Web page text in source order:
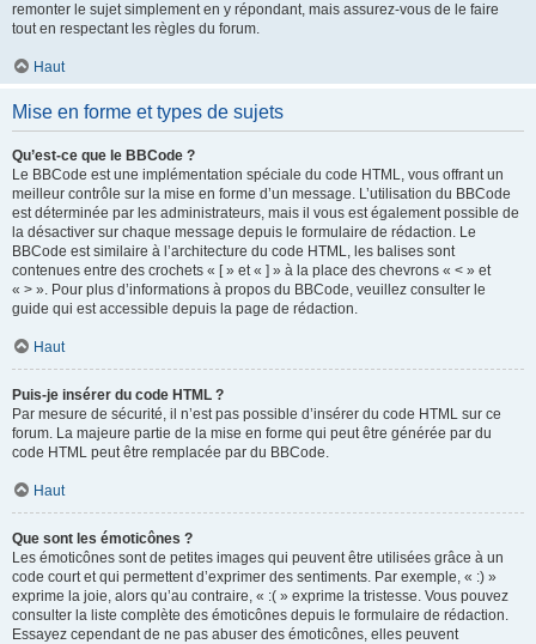
remonter le sujet simplement en y répondant, mais assurez-vous de le faire
tout en respectant les règles du forum.
Haut
Mise en forme et types de sujets
Qu’est-ce que le BBCode ?
Le BBCode est une implémentation spéciale du code HTML, vous offrant un
meilleur contrôle sur la mise en forme d’un message. L’utilisation du BBCode
est déterminée par les administrateurs, mais il vous est également possible de
la désactiver sur chaque message depuis le formulaire de rédaction. Le
BBCode est similaire à l’architecture du code HTML, les balises sont
contenues entre des crochets « [ » et « ] » à la place des chevrons « < » et
« > ». Pour plus d’informations à propos du BBCode, veuillez consulter le
guide qui est accessible depuis la page de rédaction.
Haut
Puis-je insérer du code HTML ?
Par mesure de sécurité, il n’est pas possible d’insérer du code HTML sur ce
forum. La majeure partie de la mise en forme qui peut être générée par du
code HTML peut être remplacée par du BBCode.
Haut
Que sont les émoticônes ?
Les émoticônes sont de petites images qui peuvent être utilisées grâce à un
code court et qui permettent d’exprimer des sentiments. Par exemple, « :) »
exprime la joie, alors qu’au contraire, « :( » exprime la tristesse. Vous pouvez
consulter la liste complète des émoticônes depuis le formulaire de rédaction.
Essayez cependant de ne pas abuser des émoticônes, elles peuvent